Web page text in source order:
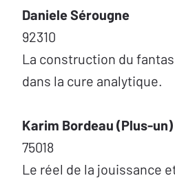
Daniele Sérougne
92310
La construction du
dans la cure analytique.
Karim Bordeau (Plus-un)
75018
Le réel de la jouissance